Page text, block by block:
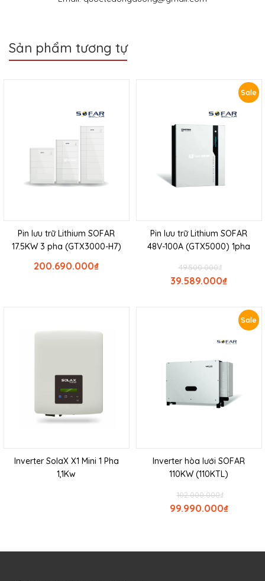
Sản phẩm tương tự
Pin lưu trữ Lithium SOFAR
17.5KW 3 pha (GTX3000-H7)
₫
200.690.000
Sale
Pin lưu trữ Lithium SOFAR
48V-100A (GTX5000) 1pha
₫
49.500.000
₫
39.589.000
Inverter SolaX X1 Mini 1 Pha
1,1Kw
Sale
Inverter hòa lưới SOFAR
110KW (110KTL)
₫
102.000.000
₫
99.990.000